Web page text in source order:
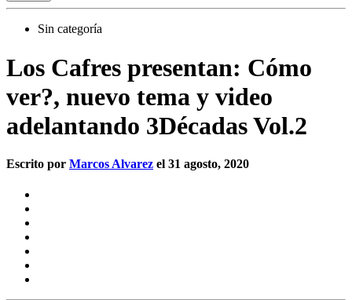
Sin categoría
Los Cafres presentan: Cómo
ver?, nuevo tema y video
adelantando 3Décadas Vol.2
Escrito por Marcos Alvarez el 31 agosto, 2020